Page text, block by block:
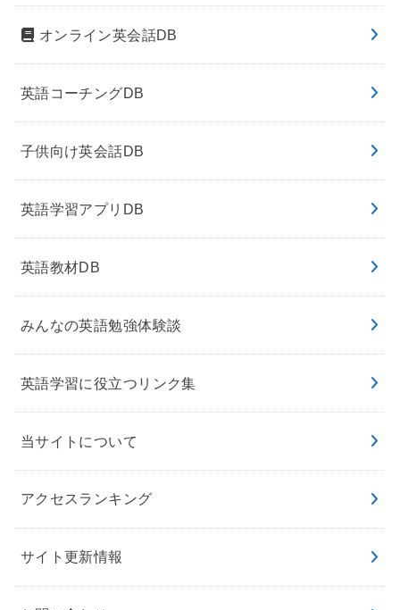
オンライン英会話DB
英語コーチングDB
子供向け英会話DB
英語学習アプリDB
英語教材DB
みんなの英語勉強体験談
英語学習に役立つリンク集
当サイトについて
アクセスランキング
サイト更新情報